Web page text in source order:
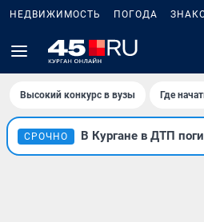
НЕДВИЖИМОСТЬ ПОГОДА
Высокий конкурс в вузы Где
СРОЧНО В Кургане в ДТП